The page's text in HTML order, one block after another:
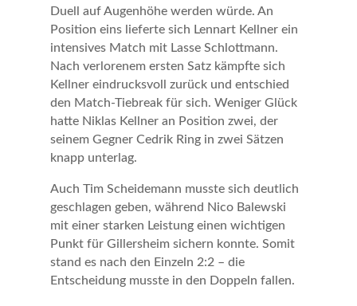
Duell auf Augenhöhe werden würde. An
Position eins lieferte sich Lennart Kellnerein
intensives Match mit Lasse Schlottmann.
Nach verlorenem ersten Satz kämpfte sich
Kellner eindrucksvoll zurück und entschied
den Match-Tiebreak für sich. Weniger Glück
hatte Niklas Kellneran Position zwei, der
seinem Gegner Cedrik Ringin zwei Sätzen
knapp unterlag.
Auch Tim Scheidemann musste sich deutlich
geschlagen geben, während Nico Balewski
mit einer starken Leistung einen wichtigen
Punkt für Gillersheim sichern konnte. Somit
stand es nach den Einzeln 2:2 – die
Entscheidung musste in den Doppeln fallen.